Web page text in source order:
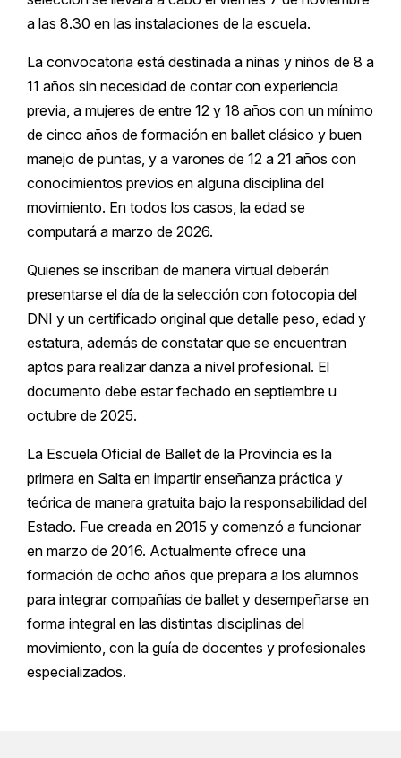
a las 8.30 en las instalaciones de la escuela.
La convocatoria está destinada a niñas y niños de 8 a
11 años sin necesidad de contar con experiencia
previa, a mujeres de entre 12 y 18 años con un mínimo
de cinco años de formación en ballet clásico y buen
manejo de puntas, y a varones de 12 a 21 años con
conocimientos previos en alguna disciplina del
movimiento. En todos los casos, la edad se
computará a marzo de 2026.
Quienes se inscriban de manera virtual deberán
presentarse el día de la selección con fotocopia del
DNI y un certificado original que detalle peso, edad y
estatura, además de constatar que se encuentran
aptos para realizar danza a nivel profesional. El
documento debe estar fechado en septiembre u
octubre de 2025.
La Escuela Oficial de Ballet de la Provincia es la
primera en Salta en impartir enseñanza práctica y
teórica de manera gratuita bajo la responsabilidad del
Estado. Fue creada en 2015 y comenzó a funcionar
en marzo de 2016. Actualmente ofrece una
formación de ocho años que prepara a los alumnos
para integrar compañías de ballet y desempeñarse en
forma integral en las distintas disciplinas del
movimiento, con la guía de docentes y profesionales
especializados.